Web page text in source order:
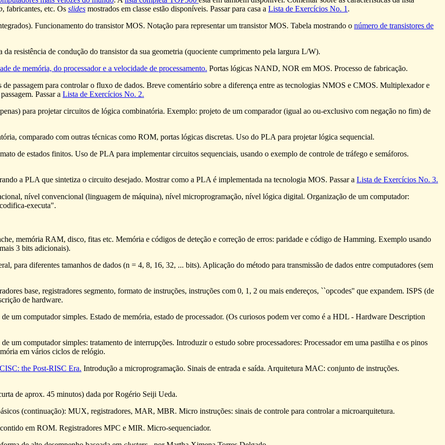
, fabricantes, etc. Os slides mostrados em classe estão disponíveis. Passar para casa a Lista de Exercícios No. 1 .
Funcionamento do transistor MOS. Notação para representar um transistor MOS. Tabela mostrando o número de transistores de
resistência de condução do transistor da sua geometria (quociente cumprimento pela largura L/W).
de memória, do processador e a velocidade de processamento. Portas lógicas NAND, NOR em MOS. Processo de fabricação.
de passagem para controlar o fluxo de dados. Breve comentário sobre a diferença entre as tecnologias NMOS e CMOS. Multiplexador e
Passar a Lista de Exercícios No. 2.
para projetar circuitos de lógica combinatória. Exemplo: projeto de um comparador (igual ao ou-exclusivo com negação no fim) de
comparado com outras técnicas como ROM, portas lógicas discretas. Uso do PLA para projetar lógica sequencial.
de estados finitos. Uso de PLA para implementar circuitos sequenciais, usando o exemplo de controle de tráfego e semáforos.
a PLA que sintetiza o circuito desejado. Mostrar como a PLA é implementada na tecnologia MOS. Passar a Lista de Exercícios No. 3.
nível convencional (linguagem de máquina), nível microprogramação, nível lógica digital. Organização de um computador:
executa".
memória RAM, disco, fitas etc. Memória e códigos de deteção e correção de erros: paridade e código de Hamming. Exemplo usando
3 bits adicionais).
para diferentes tamanhos de dados (n = 4, 8, 16, 32, ... bits). Aplicação do método para transmissão de dados entre computadores (sem
base, registradores segmento, formato de instruções, instruções com 0, 1, 2 ou mais endereços, ``opcodes'' que expandem. ISPS (de
de hardware.
um computador simples. Estado de memória, estado de processador. (Os curiosos podem ver como é a HDL - Hardware Description
um computador simples: tratamento de interrupções. Introduzir o estudo sobre processadores: Processador em uma pastilha e os pinos
em vários ciclos de relógio.
the Post-RISC Era. Introdução a microprogramação. Sinais de entrada e saída. Arquitetura MAC: conjunto de instruções.
de aprox. 45 minutos) dada por Rogério Seiji Ueda.
(continuação): MUX, registradores, MAR, MBR. Micro instruções: sinais de controle para controlar a microarquitetura.
em ROM. Registradores MPC e MIR. Micro-sequenciador.